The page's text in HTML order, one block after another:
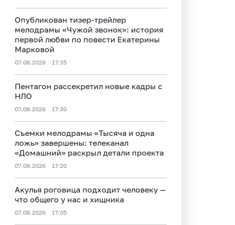
Опубликован тизер‑трейлер
мелодрамы «Чужой звонок»: история
первой любви по повести Екатерины
Марковой
07.08.2026 17:35
Пентагон рассекретил новые кадры с
НЛО
07.08.2026 17:30
Съемки мелодрамы «Тысяча и одна
ложь» завершены: телеканал
«Домашний» раскрыл детали проекта
07.08.2026 17:20
Акулья роговица подходит человеку —
что общего у нас и хищника
07.08.2026 17:05